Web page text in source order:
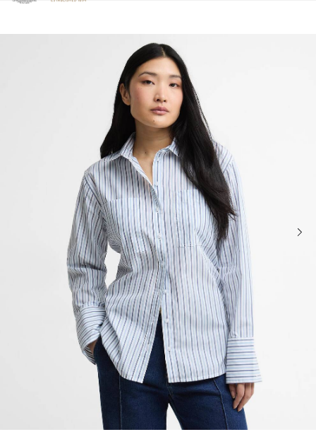
Clicca per visualizzare la nostra Dichiarazione di Accessibilità